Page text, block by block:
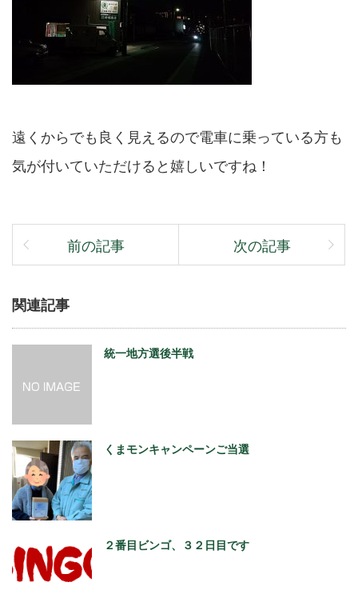
遠くからでも良く見えるので電車に乗っている方も
気が付いていただけると嬉しいですね！
前の記事 次の記事
関連記事
統一地方選後半戦
くまモンキャンペーンご当選
２番目ビンゴ、３２日目です